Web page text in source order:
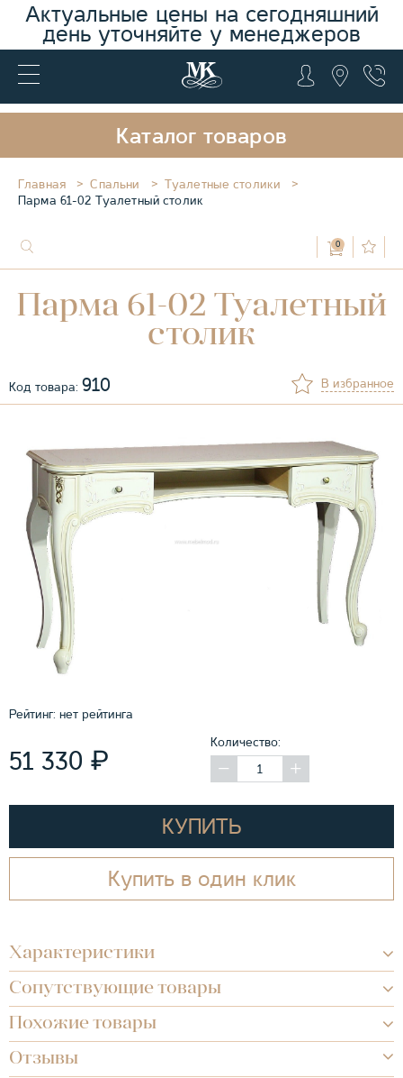
Актуальные цены на сегодняшний
день уточняйте у менеджеров
Каталог товаров
Главная Спальни
Туалетные столики
Парма 61-02 Туалетный столик
0
Парма 61-02 Туалетный
столик
Код товара: 910 В избранное
Рейтинг: нет рейтинга
51 330 ₽
Количество:
КУПИТЬ
Купить в один клик
Характеристики
Сопутствующие товары
Похожие товары
Отзывы